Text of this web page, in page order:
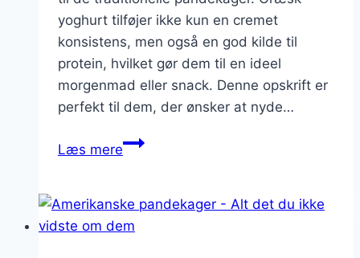
yoghurt tilføjer ikke kun en cremet
konsistens, men også en god kilde til
protein, hvilket gør dem til en ideel
morgenmad eller snack. Denne opskrift er
perfekt til dem, der ønsker at nyde…
Læs merePandekager
yoghurt
og